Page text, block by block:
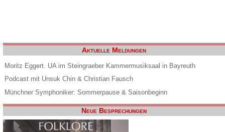
Aktuelle Meldungen
Moritz Eggert. UA im Steingraeber Kammermusiksaal in Bayreuth
Podcast mit Unsuk Chin & Christian Fausch
Münchner Symphoniker: Sommerpause & Saisonbeginn
Neue Besprechungen